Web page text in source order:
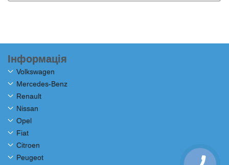
Інформація
Volkswagen
Mercedes-Benz
Renault
Nissan
Opel
Fiat
Citroen
Peugeot